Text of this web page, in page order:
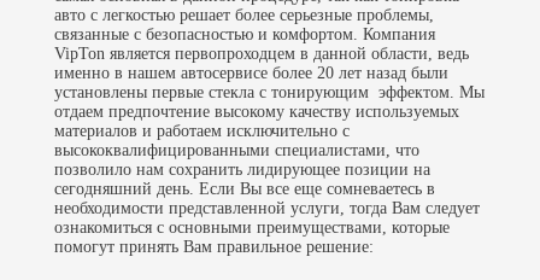
авто с легкостью решает более серьезные проблемы,
связанные с безопасностью и комфортом. Компания
VipTon является первопроходцем в данной области, ведь
именно в нашем автосервисе более 20 лет назад были
установлены первые стекла с тонирующим эффектом. Мы
отдаем предпочтение высокому качеству используемых
материалов и работаем исключительно с
высококвалифицированными специалистами, что
позволило нам сохранить лидирующее позиции на
сегодняшний день. Если Вы все еще сомневаетесь в
необходимости представленной услуги, тогда Вам следует
ознакомиться с основными преимуществами, которые
помогут принять Вам правильное решение: